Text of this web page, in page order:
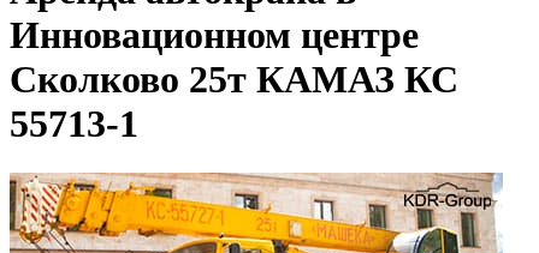
Инновационном центре
Сколково 25т КАМАЗ КС
55713-1